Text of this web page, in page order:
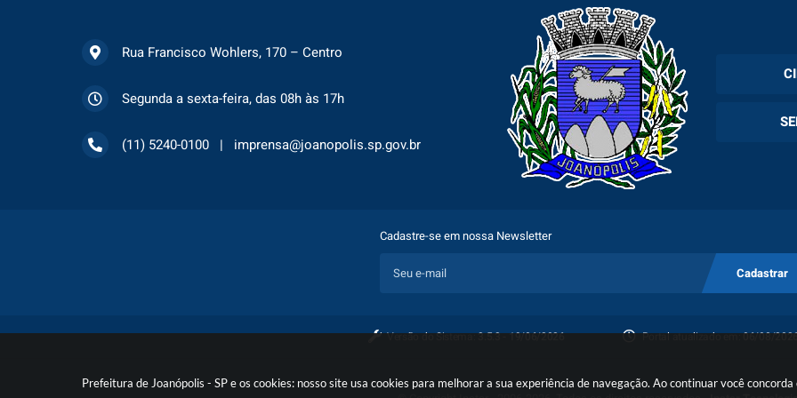
Prefeitura de Joanópolis - SP e os cookies: nosso site usa cookies para melhorar a sua experiência de navegação. Ao continuar você concorda
Rua Francisco Wohlers, 170 – Centro
Segunda a sexta-feira, das 08h às 17h
(11) 5240-0100 imprensa@joanopolis.sp.gov.br
Cadastre-se em nossa Newsletter
Cadastrar
Versão do Sistema:3.5.3 - 19/06/2026 Portal atualizado em:06/08/